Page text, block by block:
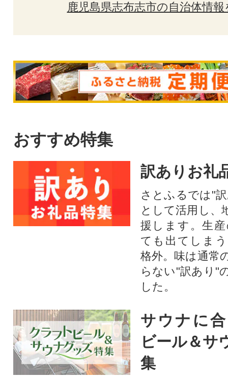
鹿児島県志布志市の自治体情
おすすめ特集
訳ありお礼
さとふるでは"
として活用し、
援します。⽣
ても出てしま
格外。味は通常
らない"訳あり"
した。
サウナに
ビール＆サ
集